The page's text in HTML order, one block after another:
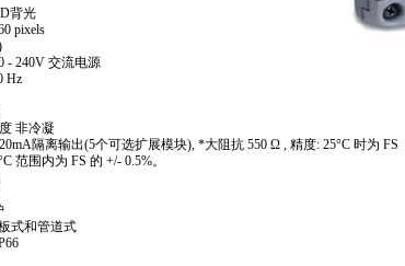
背光
pixels
- 240V 交流电源
Hz
非冷凝
隔离输出(5个可选扩展模块), *大阻抗 550 Ω , 精度: 25°C 时为 FS
范围内为 FS 的 +/- 0.5%。
式和管道式